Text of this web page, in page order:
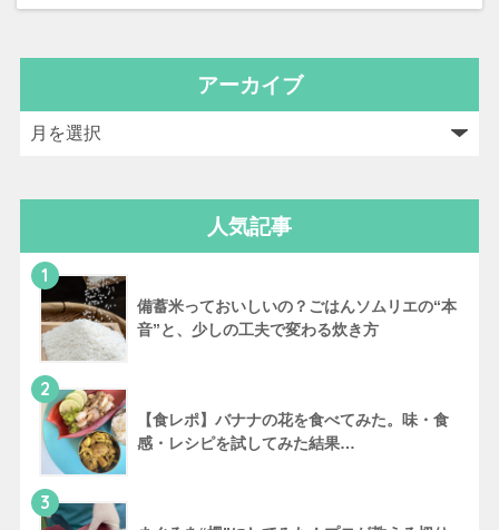
アーカイブ
人気記事
1
備蓄米っておいしいの？ごはんソムリエの“本
音”と、少しの工夫で変わる炊き方
2
【食レポ】バナナの花を食べてみた。味・食
感・レシピを試してみた結果…
3